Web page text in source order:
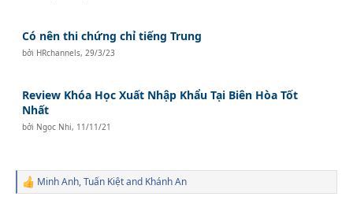
Có nên thi chứng chỉ tiếng Trung
bởi HRchannels,29/3/23
Review Khóa Học Xuất Nhập Khẩu Tại Biên Hòa Tốt
Nhất
bởi Ngọc Nhi, 11/11/21
R
Minh Anh,Tuấn Kiệtand Khánh An